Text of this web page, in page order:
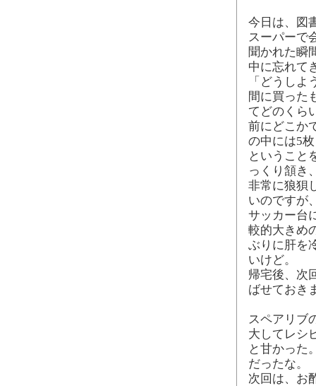
今日は、図
スーパーで
聞かれた瞬
中に忘れて
「どうし
間に買った
てどのくら
前にどこか
の中には5
ということ
っくり頷き
非常に狼狽
いのですが
サッカー台
較的大きめ
ぶりに肝を
いけど。
帰宅後、次
ばせておき
スペアリブ
大してレシ
と甘かった
だったな。
次回は、お